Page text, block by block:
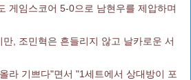
게임스코어 5-0으로 남현우를 제압하며
, 조민혁은 흔들리지 않고 날카로운 서
라 기쁘다"면서 "1세트에서 상대방이 포